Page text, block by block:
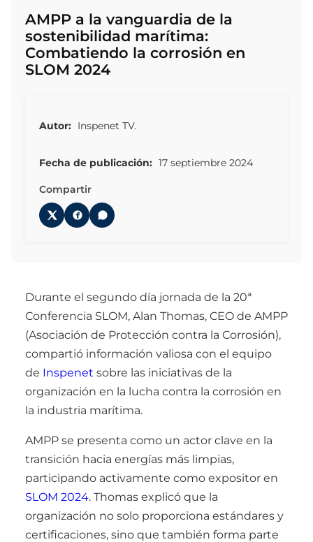
AMPP a la vanguardia de la
sostenibilidad marítima:
Combatiendo la corrosión en
SLOM 2024
Autor: Inspenet TV.
Fecha de publicación: 17 septiembre 2024
Compartir
Durante el segundo día jornada de la 20ª
Conferencia SLOM, Alan Thomas, CEO de AMPP
(Asociación de Protección contra la Corrosión),
compartió información valiosa con el equipo
de Inspenet sobre las iniciativas de la
organización en la lucha contra la corrosión en
la industria marítima.
AMPP se presenta como un actor clave en la
transición hacia energías más limpias,
participando activamente como expositor en
SLOM 2024. Thomas explicó que la
organización no solo proporciona estándares y
certificaciones, sino que también forma parte